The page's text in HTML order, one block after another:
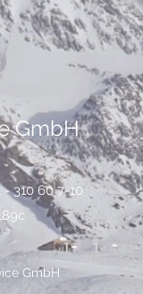
GmbH
- 310 60 7-10
GmbH